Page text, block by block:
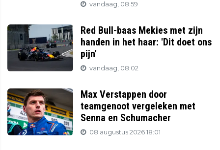
vandaag, 08:59
Red Bull-baas Mekies met zijn
handen in het haar: 'Dit doet ons
pijn'
vandaag, 08:02
Max Verstappen door
teamgenoot vergeleken met
Senna en Schumacher
08 augustus 2026 18:01